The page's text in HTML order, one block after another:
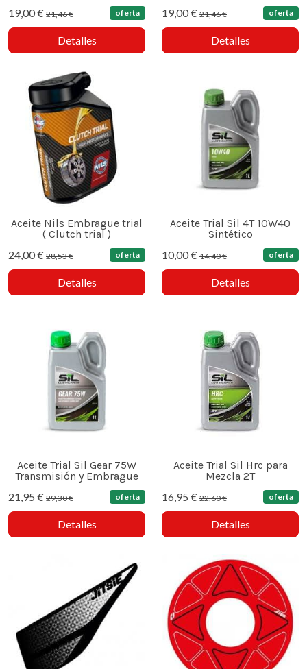
19,00 € 21,46 € oferta
Detalles
19,00 € 21,46 € oferta
Detalles
Aceite Nils Embrague trial
( Clutch trial )
24,00 € 28,53 € oferta
Detalles
Aceite Trial Sil 4T 10W40
Sintético
10,00 € 14,40 € oferta
Detalles
Aceite Trial Sil Gear 75W
Transmisión y Embrague
21,95 € 29,30 € oferta
Detalles
Aceite Trial Sil Hrc para
Mezcla 2T
16,95 € 22,60 € oferta
Detalles